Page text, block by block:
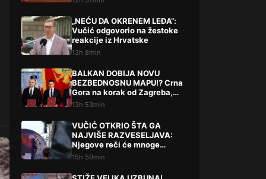
„NEĆU DA OKRENEM LEĐA“:
Vučić odgovorio na žestoke
reakcije iz Hrvatske
13h 8min
BALKAN DOBIJA NOVU
BEZBEDNOSNU MAPU!? Crna
Gora na korak od Zagreba,
Tirane i Prištine – detalji koji
13h 53min
VUČIĆ OTKRIO ŠTA GA
NAJVIŠE RAZVESELJAVA:
Njegove reči će mnoge
iznenaditi!
15h 50min